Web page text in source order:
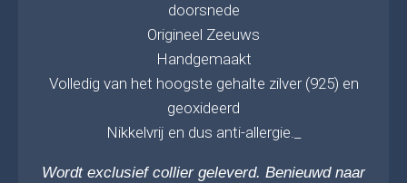
doorsnede
Origineel Zeeuws
Handgemaakt
Volledig van het hoogste gehalte zilver (925) en
geoxideerd
Nikkelvrij en dus anti-allergie._
Wordt exclusief collier geleverd. Benieuwd naar